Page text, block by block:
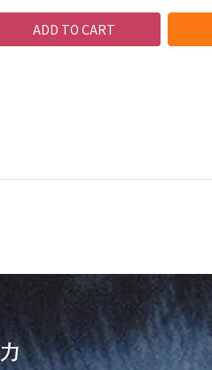
ADD TO CART